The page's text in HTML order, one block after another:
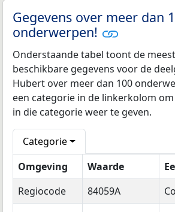
Gegevens over meer dan
onderwerpen!
Onderstaande tabel toont de
beschikbare gegevens voor de
Hubert over meer dan 100
een categorie in de linkerkolom
in die categorie weer te geven.
Categorie
Omgeving
Waarde
Regiocode
84059A